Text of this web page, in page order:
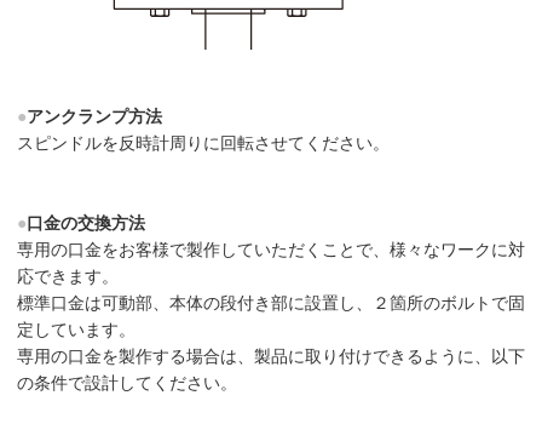
●アンクランプ方法
スピンドルを反時計周りに回転させてください。
●口金の交換方法
専用の口金をお客様で製作していただくことで、様々なワークに対
応できます。
標準口金は可動部、本体の段付き部に設置し、２箇所のボルトで固
定しています。
専用の口金を製作する場合は、製品に取り付けできるように、以下
の条件で設計してください。